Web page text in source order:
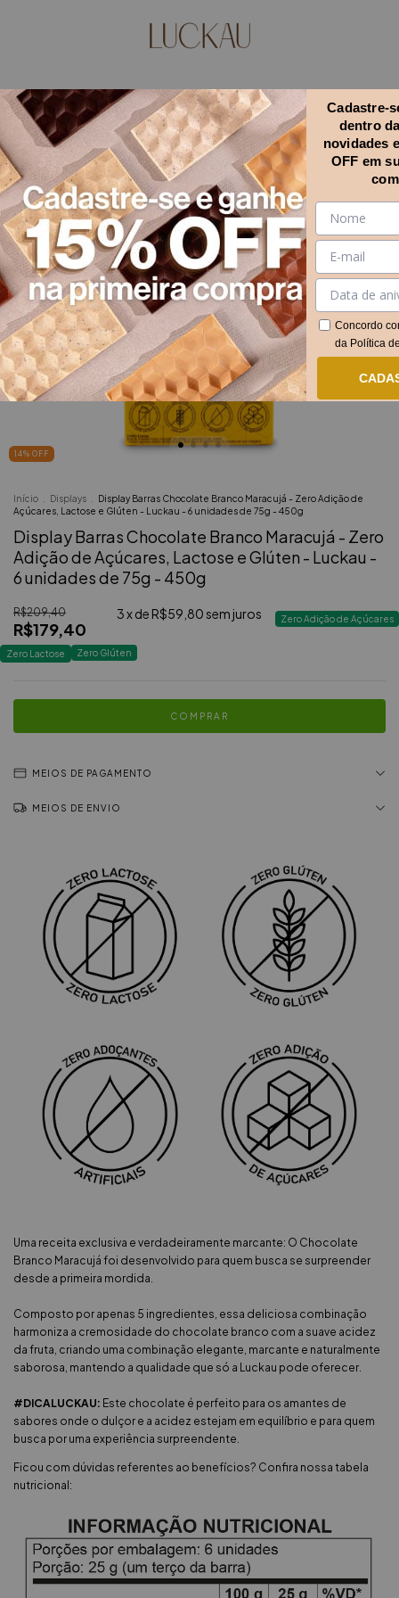
14% OFF
Início Displays
Display Barras Chocolate Branco Maracujá - Zero Adição de
Açúcares, Lactose e Glúten - Luckau - 6 unidades de 75g - 450g
Display Barras Chocolate Branco Maracujá - Zero
Adição de Açúcares, Lactose e Glúten - Luckau -
6 unidades de 75g - 450g
R$209,40
R$179,40
3x de R$59,80sem juros Zero Adição de Açúcares
Zero Lactose Zero Glúten
MEIOS DE PAGAMENTO
MEIOS DE ENVIO
Uma receita exclusiva e verdadeiramente marcante: O Chocolate
Branco Maracujá foi desenvolvido para quem busca se surpreender
desde a primeira mordida.
Composto por apenas 5 ingredientes, essa deliciosa combinação
harmoniza a cremosidade do chocolate branco com a suave acidez
da fruta, criando uma combinação elegante, marcante e naturalmente
saborosa, mantendo a qualidade que só a Luckau pode oferecer.
#DICALUCKAU: Este chocolate é perfeito para os amantes de
sabores onde o dulçor e a acidez estejam em equilíbrio e para quem
busca por uma experiência surpreendente.
Ficou com dúvidas referentes ao benefícios? Confira nossa tabela
nutricional:
Cadastre-
dentro
novidades
OFF em
Concordo
da Política